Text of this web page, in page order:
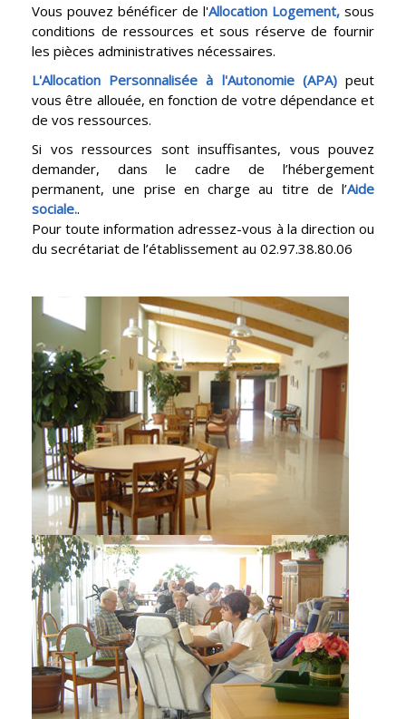
Vous pouvez bénéficer de l'Allocation Logement, sous
conditions de ressources et sous réserve de fournir
les pièces administratives nécessaires.
L'Allocation Personnalisée à l'Autonomie (APA) peut
vous être allouée, en fonction de votre dépendance et
de vos ressources.
Si vos ressources sont insuffisantes, vous pouvez
demander, dans le cadre de l’hébergement
permanent, une prise en charge au titre de l’Aide
sociale..
Pour toute information adressez-vous à la direction ou
du secrétariat de l’établissement au 02.97.38.80.06